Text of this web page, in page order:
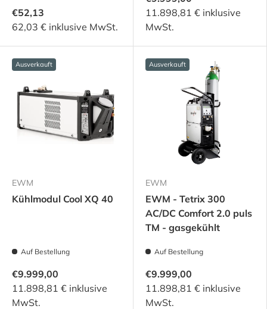
€52,13
62,03 € inklusive MwSt.
11.898,81 € inklusive
MwSt.
Ausverkauft
EWM
Kühlmodul Cool XQ 40
Auf Bestellung
€9.999,00
11.898,81 € inklusive
MwSt.
Ausverkauft
EWM
EWM - Tetrix 300
AC/DC Comfort 2.0 puls
TM - gasgekühlt
Auf Bestellung
€9.999,00
11.898,81 € inklusive
MwSt.